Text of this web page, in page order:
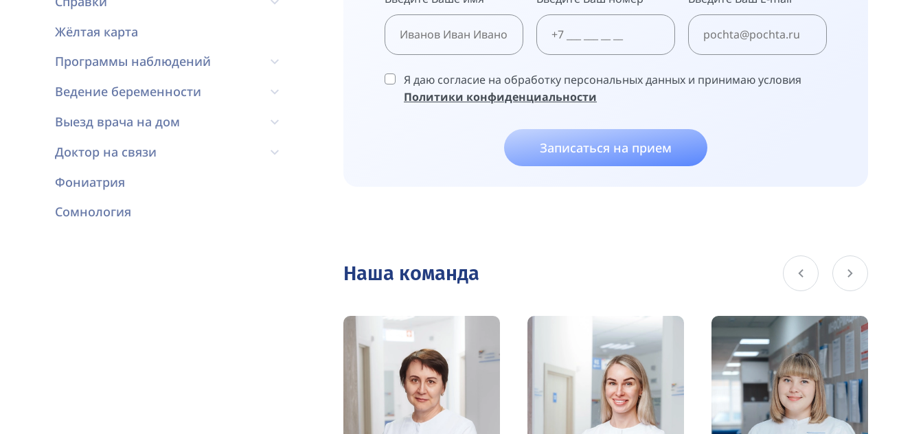
Жёлтая карта
Программы наблюдений
Ведение беременности
Выезд врача на дом
Доктор на связи
Фониатрия
Сомнология
Я даю согласие на обработку персональных данных и принимаю условия
Политики конфиденциальности
Записаться на прием
Наша команда